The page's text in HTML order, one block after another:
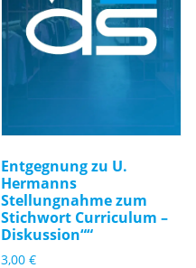
Entgegnung zu U.
Hermanns
Stellungnahme zum
Stichwort Curriculum –
Diskussion““
3,00€